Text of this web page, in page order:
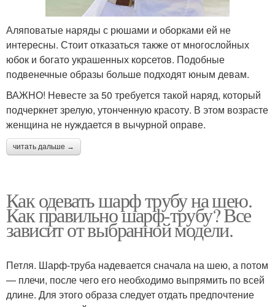
Аляповатые наряды с рюшами и оборками ей не
интересны. Стоит отказаться также от многослойных
юбок и богато украшенных корсетов. Подобные
подвенечные образы больше подходят юным девам.
ВАЖНО! Невесте за 50 требуется такой наряд, который
подчеркнет зрелую, утонченную красоту. В этом возрасте
женщина не нуждается в вычурной оправе.
читать дальше →
Как одевать шарф трубу на шею.
Как правильно шарф-трубу? Все
зависит от выбранной модели.
Петля. Шарф-труба надевается сначала на шею, а потом
— плечи, после чего его необходимо выпрямить по всей
длине. Для этого образа следует отдать предпочтение